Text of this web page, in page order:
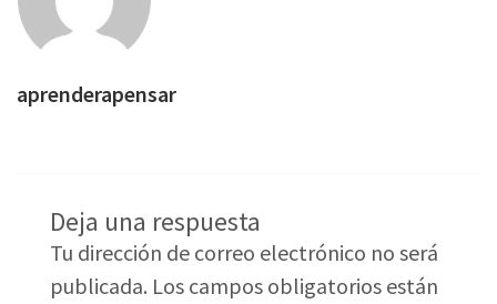
aprenderapensar
Deja una respuesta
Tu dirección de correo electrónico no será
publicada. Los campos obligatorios están